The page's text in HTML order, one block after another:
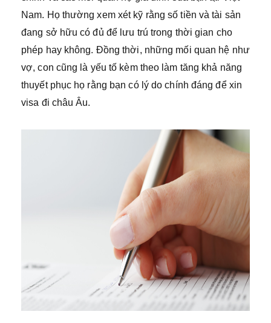
Nam. Họ thường xem xét kỹ rằng số tiền và tài sản
đang sở hữu có đủ để lưu trú trong thời gian cho
phép hay không. Đồng thời, những mối quan hệ như
vợ, con cũng là yếu tố kèm theo làm tăng khả năng
thuyết phục họ rằng bạn có lý do chính đáng để xin
visa đi châu Âu.